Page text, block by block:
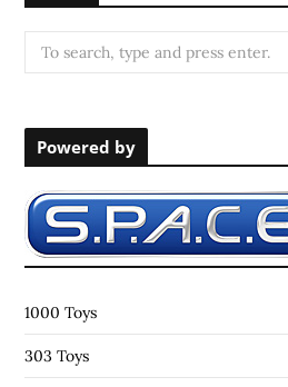
e
r
f
o
Powered by
1000 Toys
303 Toys